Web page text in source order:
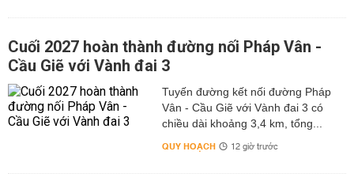
Cuối 2027 hoàn thành đường nối Pháp Vân -
Cầu Giẽ với Vành đai 3
Tuyến đường kết nối đường Pháp
Vân - Cầu Giẽ với Vành đai 3 có
chiều dài khoảng 3,4 km, tổng...
QUY HOẠCH 12 giờ trước